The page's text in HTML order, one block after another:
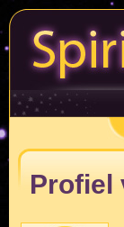
Profiel